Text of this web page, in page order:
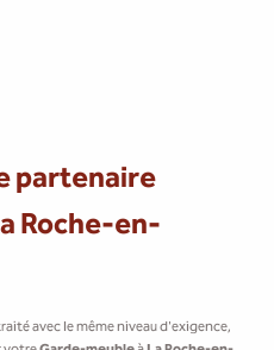
partenaire
Roche-en-
avec le même niveau d'exigence,